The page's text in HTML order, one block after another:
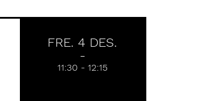
FRE. 4 DES.
11:30 - 12:15